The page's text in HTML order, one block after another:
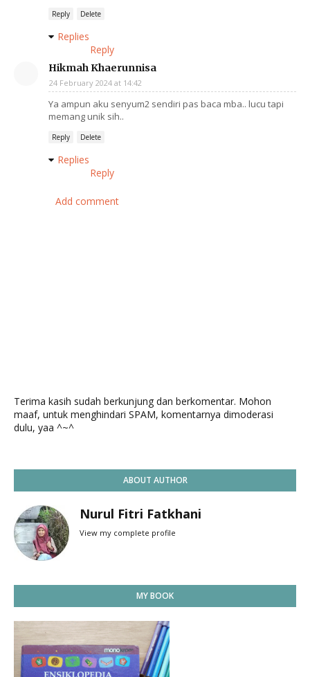
Reply Delete
Replies
Reply
Hikmah Khaerunnisa
24 February 2024 at 14:42
Ya ampun aku senyum2 sendiri pas baca mba.. lucu tapi
memang unik sih..
Reply Delete
Replies
Reply
Add comment
Terima kasih sudah berkunjung dan berkomentar. Mohon
maaf, untuk menghindari SPAM, komentarnya dimoderasi
dulu, yaa ^~^
ABOUT AUTHOR
Nurul Fitri Fatkhani
View my complete profile
MY BOOK